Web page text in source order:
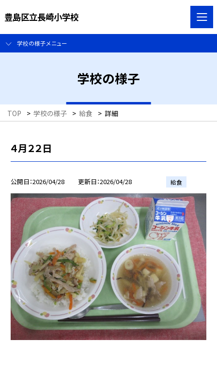
豊島区立長崎小学校
学校の様子メニュー
学校の様子
TOP > 学校の様子 > 給食 > 詳細
４月２２日
公開日 2026/04/28 更新日 2026/04/28 給食